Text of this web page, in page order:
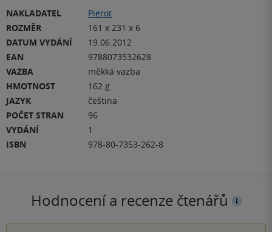
NAKLADATEL
Pierot
ROZMĚR
161 x 231 x 6
DATUM VYDÁNÍ
19.06.2012
EAN
9788073532628
VAZBA
měkká vazba
HMOTNOST
162 g
JAZYK
čeština
POČET STRAN
96
VYDÁNÍ
1
ISBN
978-80-7353-262-8
Hodnocení a recenze čtenářů